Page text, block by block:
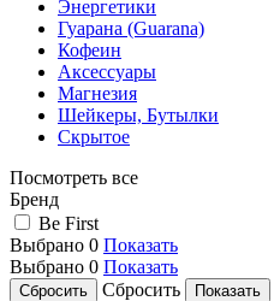
Энергетики
Гуарана (Guarana)
Кофеин
Аксессуары
Магнезия
Шейкеры, Бутылки
Скрытое
Посмотреть все
Бренд
Be First
Выбрано 0 Показать
Выбрано 0 Показать
Сбросить